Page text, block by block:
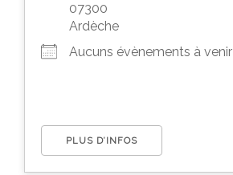
07300
Ardèche
Aucuns évènements à venir
PLUS D’INFOS